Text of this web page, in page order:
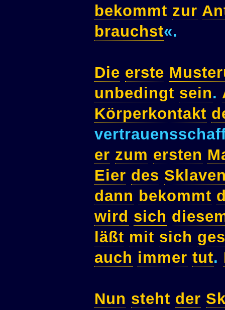
bekommt zur
brauchst«.
Die erste
unbedingt sein.
Körperkontakt
er zum ersten
Eier des
dann bekommt
wird sich
läßt mit sich
auch immer tut.
Nun steht der